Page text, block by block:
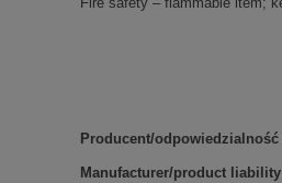
Producent/
Manufacturer/product liability